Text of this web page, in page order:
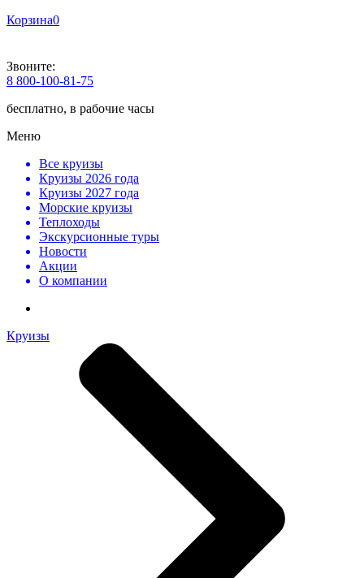
Корзина0
Звоните:
8 800-100-81-75
бесплатно, в рабочие часы
Меню
Все круизы
Круизы 2026 года
Круизы 2027 года
Морские круизы
Теплоходы
Экскурсионные туры
Новости
Акции
О компании
Круизы